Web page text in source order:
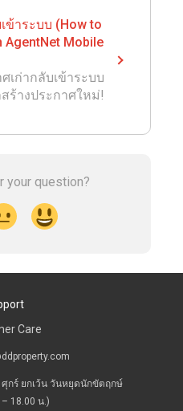
ข้าระบบ (How to
Mobile
ก่ากลับเข้าระบบ
ร้างประกาศใหม่!
your question?
Care
ศุกร์ ยกเว้น วันหยุดนักขัตฤกษ์
– 18.00 น.)